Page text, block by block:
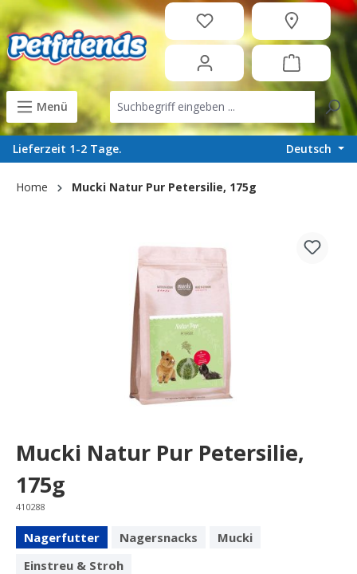
content
Menü
Lieferzeit 1-2 Tage. Deutsch
Home Mucki Natur Pur Petersilie, 175g
Mucki Natur Pur Petersilie,
175g
410288
Nagerfutter Nagersnacks
Mucki
Einstreu & Stroh